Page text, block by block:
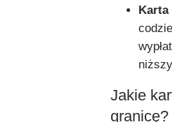
Karta
Jakie
granicę?